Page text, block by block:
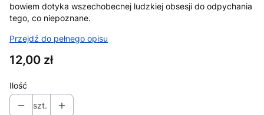
bowiem dotyka wszechobecnej ludzkiej obsesji do odpychania
tego, co niepoznane.
Przejdź do pełnego opisu
Cena
12,00 zł
Ilość
szt.